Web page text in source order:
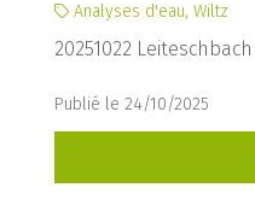
Analyses d'eau, Wiltz
20251022
Publié le 24/10/2025